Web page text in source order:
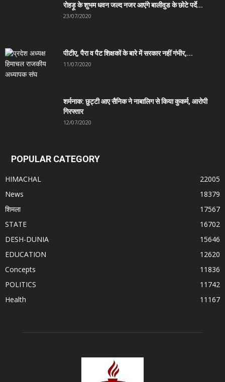
रोहड़ू के शुभम धवन जल्द नजर आएंगे बालीवुड के छोटे पर्दे...
23/07/2020
पीटीए, पैरा व पैट शिक्षकों के बारे में सरकार नहीं गंभीर,...
11/07/2020
शर्मनाक: छुट्टी आए सैनिक ने नाबालिग से किया कुकर्म, आरोपी
गिरफ्तार
12/07/2020
POPULAR CATEGORY
HIMACHAL
22005
News
18379
शिमला
17567
STATE
16702
DESH-DUNIA
15646
EDUCATION
12620
Concepts
11836
POLITICS
11742
Health
11167